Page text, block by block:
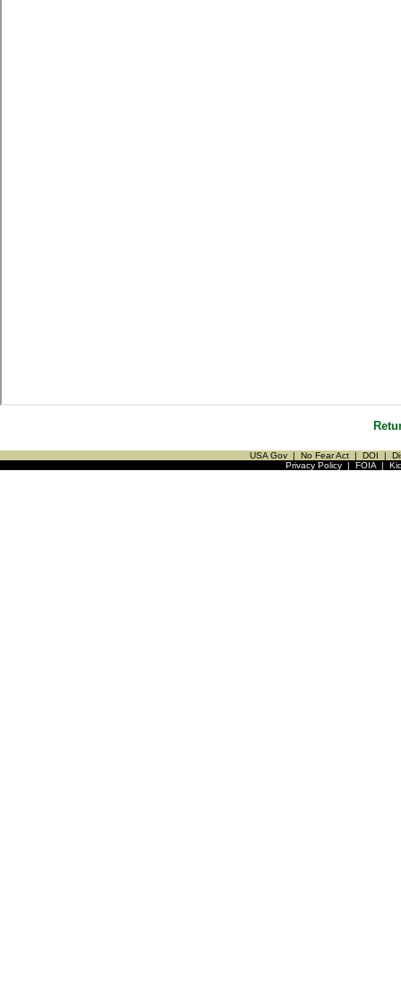
USA Gov | No Fear Act | DOI |
Privacy Policy| FOIA|